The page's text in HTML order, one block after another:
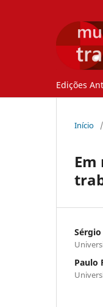
Edições
Início /
Paulo